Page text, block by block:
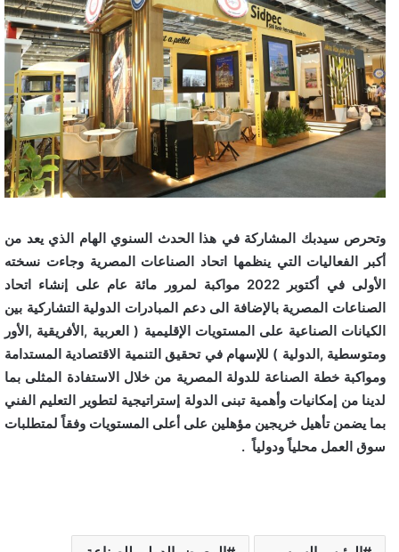
وتحرص سيدبك المشاركة في هذا الحدث السنوي الهام الذي يعد من
أكبر الفعاليات التي ينظمها اتحاد الصناعات المصرية وجاءت نسخته
الأولى في أكتوبر 2022 مواكبة لمرور مائة عام على إنشاء اتحاد
الصناعات المصرية بالإضافة الى دعم المبادرات الدولية التشاركية بين
الكيانات الصناعية على المستويات الإقليمية ( العربية ,الأفريقية ,الأور
ومتوسطية ,الدولية ) للإسهام في تحقيق التنمية الاقتصادية المستدامة
ومواكبة خطة الصناعة للدولة المصرية من خلال الاستفادة المثلى بما
لدينا من إمكانيات وأهمية تبنى الدولة إستراتيجية لتطوير التعليم الفني
بما يضمن تأهيل خريجين مؤهلين على أعلى المستويات وفقاً لمتطلبات
سوق العمل محلياً ودولياً .